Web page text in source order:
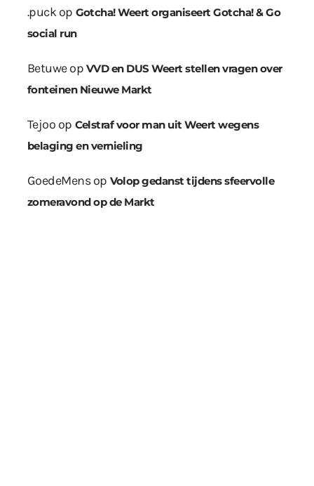
.puckop Gotcha! Weert organiseert Gotcha! & Go
social run
Betuweop VVD en DUS Weert stellen vragen over
fonteinen Nieuwe Markt
Tejoo op Celstraf voor man uit Weert wegens
belaging en vernieling
GoedeMensop Volop gedanst tijdens sfeervolle
zomeravond op de Markt